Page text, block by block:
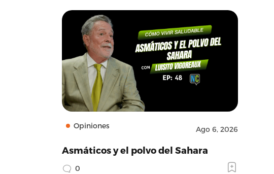
Opiniones Ago 6, 2026
Asmáticos y el polvo del Sahara
0